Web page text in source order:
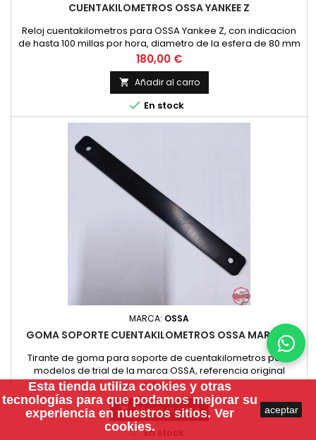
CUENTAKILOMETROS OSSA YANKEE Z
Reloj cuentakilometros para OSSA Yankee Z, con indicacion
de hasta 100 millas por hora, diametro de la esfera de 80 mm
como el original con parcial como el original.
Precio
180,00 €
 Añadir al carro
 En stock
MARCA: OSSA
GOMA SOPORTE CUENTAKILOMETROS OSSA MAR / TR
Tirante de goma para soporte de cuentakilometros para
modelos de trial de la marca OSSA, referencia original
122.809,
Precio
6,00 €
 Añadir al carro
En stock
Esta tienda utiliza cookies y otras
tecnologías para que podamos mejorar su
experiencia en nuestros sitios. Ver
cookies.
aceptar